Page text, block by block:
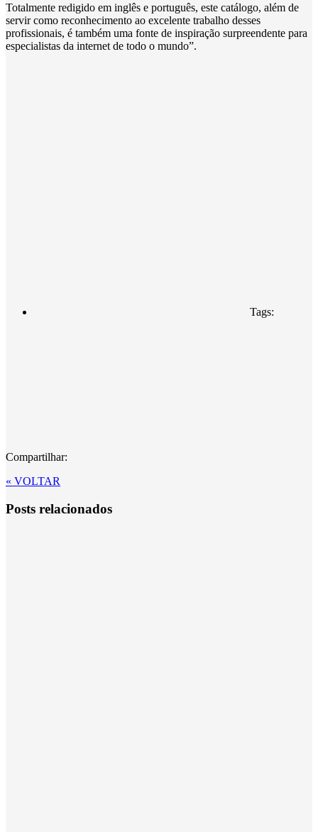
Totalmente redigido em inglês e português, este catálogo, além de
servir como reconhecimento ao excelente trabalho desses
profissionais, é também uma fonte de inspiração surpreendente para
especialistas da internet de todo o mundo”.
Tags:
Compartilhar:
« VOLTAR
Posts relacionados